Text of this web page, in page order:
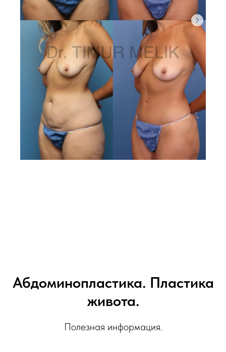
Абдоминопластика. Пластика
живота.
Полезная информация.